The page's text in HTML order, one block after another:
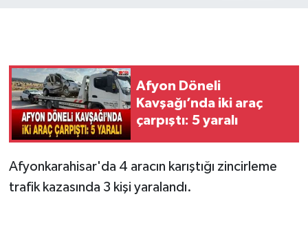
Afyon Döneli
Kavşağı’nda iki araç
çarpıştı: 5 yaralı
Afyonkarahisar'da 4 aracın karıştığı zincirleme
trafik kazasında 3 kişi yaralandı.